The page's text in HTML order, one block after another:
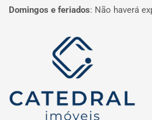
Domingos e feriados: Não haverá
Página inicial